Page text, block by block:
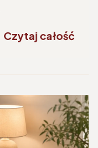
Czytaj całość